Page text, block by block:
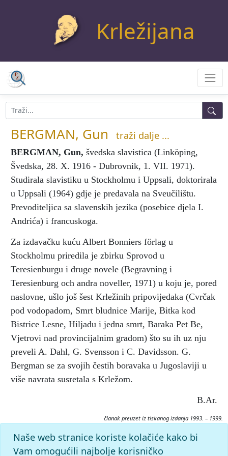
Krležijana
BERGMAN, Gun traži dalje ...
BERGMAN, Gun, švedska slavistica (Linköping,
Švedska, 28. X. 1916 - Dubrovnik, 1. VII. 1971).
Studirala slavistiku u Stockholmu i Uppsali, doktorirala
u Uppsali (1964) gdje je predavala na Sveučilištu.
Prevoditeljica sa slavenskih jezika (posebice djela I.
Andrića) i francuskoga.
Za izdavačku kuću Albert Bonniers förlag u
Stockholmu priredila je zbirku Sprovod u
Teresienburgu i druge novele (Begravning i
Teresienburg och andra noveller, 1971) u koju je, pored
naslovne, ušlo još šest Krležinih pripovijedaka (Cvrčak
pod vodopadom, Smrt bludnice Marije, Bitka kod
Bistrice Lesne, Hiljadu i jedna smrt, Baraka Pet Be,
Vjetrovi nad provincijalnim gradom) što su ih uz nju
preveli A. Dahl, G. Svensson i C. Davidsson. G.
Bergman se za svojih čestih boravaka u Jugoslaviji u
više navrata susretala s Krležom.
B.Ar.
članak preuzet iz tiskanog izdanja 1993. – 1999.
Citiranje:
Krležijana (1993–99), mrežno izdanje.
Naše web stranice koriste kolačiće kako bi
Vam omogućili najbolje korisničko